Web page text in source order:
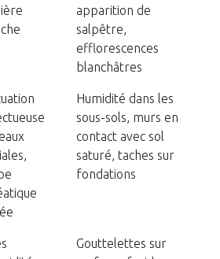
apparition de
salpêtre,
efflorescences
blanchâtres
Humidité dans les
sous-sols, murs en
contact avec sol
saturé, taches sur
fondations
Gouttelettes sur